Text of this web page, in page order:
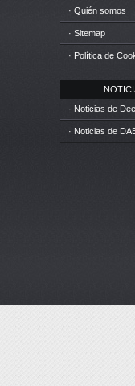
· Quién somos
· Sitemap
· Política de
· Noticias de
· Noticias de